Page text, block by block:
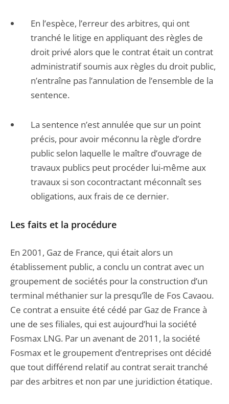
En l’espèce, l’erreur des arbitres, qui ont
tranché le litige en appliquant des règles de
droit privé alors que le contrat était un contrat
administratif soumis aux règles du droit public,
n’entraîne pas l’annulation de l’ensemble de la
sentence.
La sentence n’est annulée que sur un point
précis, pour avoir méconnu la règle d’ordre
public selon laquelle le maître d’ouvrage de
travaux publics peut procéder lui-même aux
travaux si son cocontractant méconnaît ses
obligations, aux frais de ce dernier.
Les faits et la procédure
En 2001, Gaz de France, qui était alors un
établissement public, a conclu un contrat avec un
groupement de sociétés pour la construction d’un
terminal méthanier sur la presqu’île de Fos Cavaou.
Ce contrat a ensuite été cédé par Gaz de France à
une de ses filiales, qui est aujourd’hui la société
Fosmax LNG. Par un avenant de 2011, la société
Fosmax et le groupement d’entreprises ont décidé
que tout différend relatif au contrat serait tranché
par des arbitres et non par une juridiction étatique.